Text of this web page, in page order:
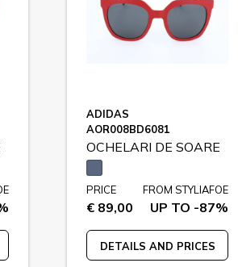
ADIDAS
AOR008BD6081
OCHELARI DE SOARE
PRICE
€ 89,00
FROM STYLIAFOE
UP TO -87%
DETAILS AND PRICES